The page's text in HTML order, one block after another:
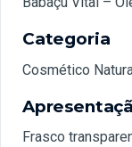
Categoria
Cosmético
Frasco